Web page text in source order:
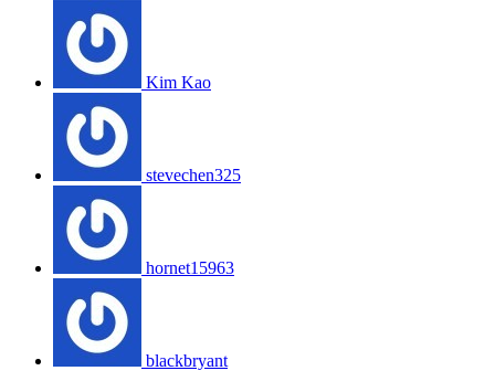
Kim Kao
stevechen325
hornet15963
blackbryant